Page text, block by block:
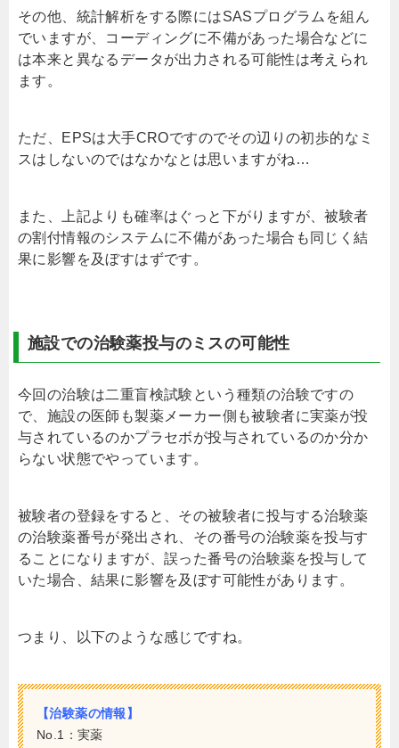
その他、統計解析をする際にはSASプログラムを組ん
でいますが、コーディングに不備があった場合などに
は本来と異なるデータが出力される可能性は考えられ
ます。
ただ、EPSは大手CROですのでその辺りの初歩的なミ
スはしないのではなかなとは思いますがね…
また、上記よりも確率はぐっと下がりますが、被験者
の割付情報のシステムに不備があった場合も同じく結
果に影響を及ぼすはずです。
施設での治験薬投与のミスの可能性
今回の治験は二重盲検試験という種類の治験ですの
で、施設の医師も製薬メーカー側も被験者に実薬が投
与されているのかプラセボが投与されているのか分か
らない状態でやっています。
被験者の登録をすると、その被験者に投与する治験薬
の治験薬番号が発出され、その番号の治験薬を投与す
ることになりますが、誤った番号の治験薬を投与して
いた場合、結果に影響を及ぼす可能性があります。
つまり、以下のような感じですね。
【治験薬の情報】
No.1：実薬